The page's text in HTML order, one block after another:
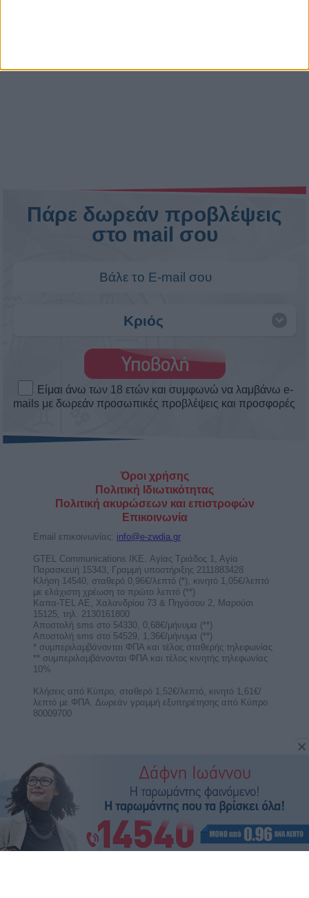
Άστρα Weekend Love! Τα αισθηματικά
Πως θα κυλήσουν τα αισθηματικά σου αυτό το
Σαββατοκύριακο. Δες το ερωτοσκόπιο του Άστρα
Weekend ...
Άρης στον Καρκίνο από τις 11
Αυγούστου ως 28 Σεπτεμβρίου 2026.
Προβλέψεις για τα ζώδια.
Με τον Άρη στον Καρκίνο, θέλουμε αγάπη για να
αισθανθούμε σαν στο σπίτι μας, άνετα και ζεστά
Ερμής στον Λέοντα από 9 ως 25
ζώδια.
Με τον Ερμή στον Λέοντα είμαστε ικανοί να
προωθήσουμε τις ιδέες μας. Έχουμε
υπερηφάνεια στις ...